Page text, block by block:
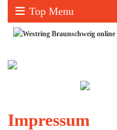
Top Menu
Impressum